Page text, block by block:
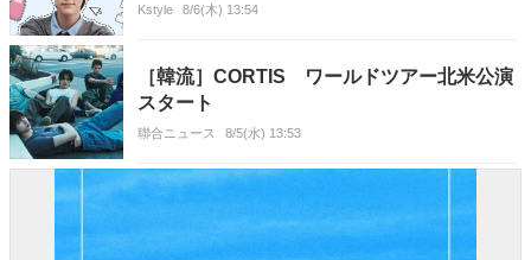
Kstyle 8/6(木) 13:54
［韓流］CORTIS ワールドツアー北米公演
スタート
聯合ニュース 8/5(水) 13:53